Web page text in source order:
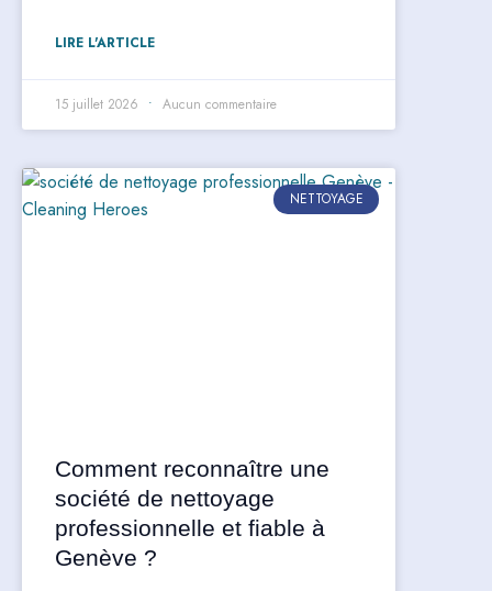
LIRE L'ARTICLE
15 juillet 2026 Aucun commentaire
NETTOYAGE
Comment reconnaître une
société de nettoyage
professionnelle et fiable à
Genève ?